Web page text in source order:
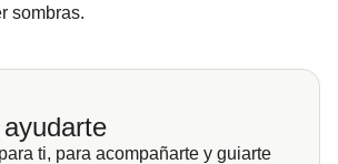
sombras.
ti, para acompañarte y guiarte